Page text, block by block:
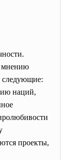
мнению
следующие:
наций,
проекты,